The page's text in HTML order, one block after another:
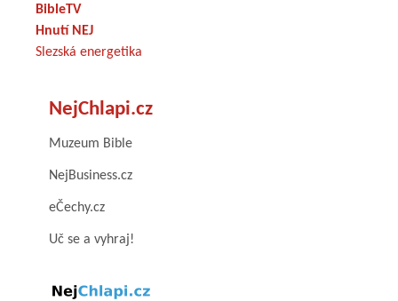
BibleTV
Hnutí NEJ
Slezská energetika
NejChlapi.cz
Muzeum Bible
NejBusiness.cz
eČechy.cz
Uč se a vyhraj!